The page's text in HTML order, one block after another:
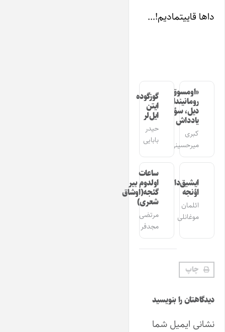
داها قاییتمادیم!…
«اومسوق»
رومانیندا
دیل، سؤز،
یادداش
کبری
میرحسینی
گوزگوده
ایتن
ایل‌لر
حیدر
بابایی
ایشیق‌دان
اؤنجه
ائلمان
موغانلی
ساعات
اولدوم بیر
گئجه(اوشاق
شعری)
مرتضی
مجدفر
چاپ
دیدگاهتان را بنویسید
نشانی ایمیل شما